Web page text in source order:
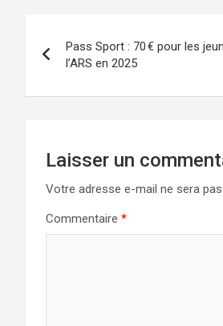
de
l’article
Pass Sport : 70 € pour les
l’ARS en 2025
Laisser un
Votre adresse e-mail ne sera pas
Commentaire *